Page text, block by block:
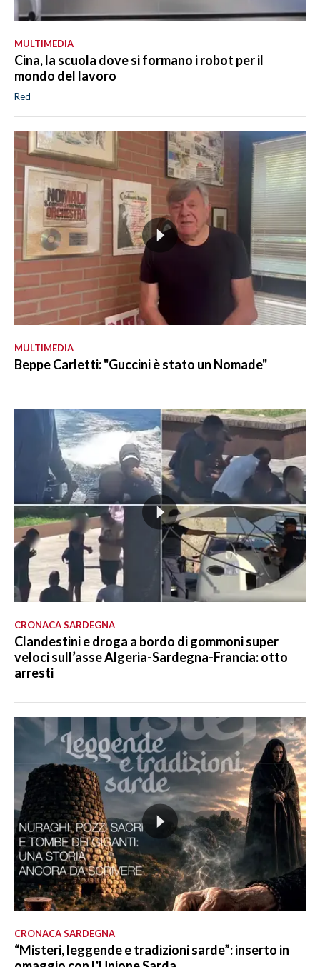
MULTIMEDIA
Cina, la scuola dove si formano i robot per il
mondo del lavoro
Red
MULTIMEDIA
Beppe Carletti: "Guccini è stato un Nomade"
CRONACA SARDEGNA
Clandestini e droga a bordo di gommoni super
veloci sull’asse Algeria-Sardegna-Francia: otto
arresti
CRONACA SARDEGNA
“Misteri, leggende e tradizioni sarde”: inserto in